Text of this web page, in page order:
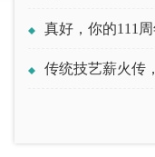
真好，你的111
传统技艺薪火传